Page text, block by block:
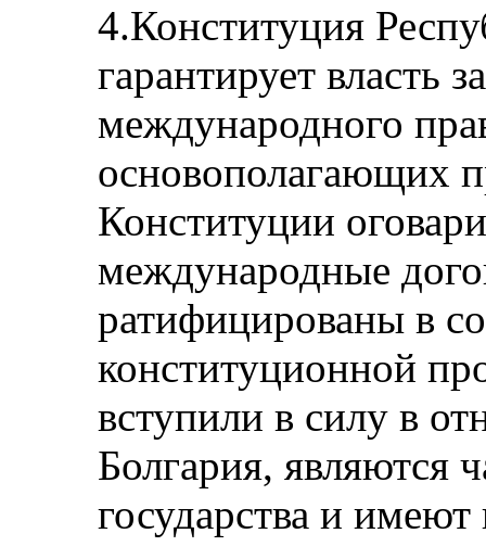
4.Конституция
гарантирует власть
международного
основополагающих
Конституции
международные
ратифицированы в
конституционной
вступили в силу в
Болгария, являются
государства и